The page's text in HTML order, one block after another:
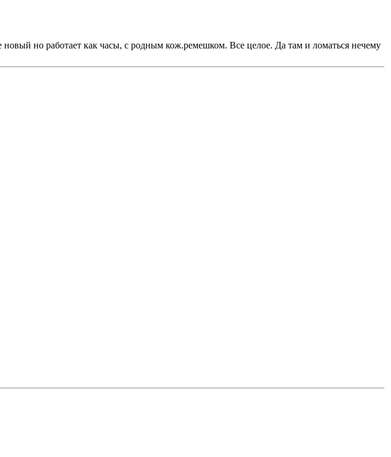
но работает как часы, с родным кож.ремешком. Все целое. Да там и ломаться нечему